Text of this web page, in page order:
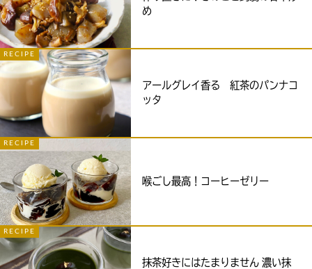
め
RECIPE
アールグレイ香る 紅茶のパンナコ
ッタ
RECIPE
喉ごし最高！コーヒーゼリー
RECIPE
抹茶好きにはたまりません 濃い抹